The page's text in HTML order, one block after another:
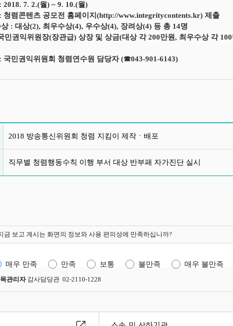
2018. 7. 2.(월) ~ 9. 10.(월)
청렴콘텐츠 공모전 홈페이지(http://www.integritycontents.kr) 제출
: 대상(2), 최우수상(4), 우수상(4), 장려상(4) 등 총 14명
권익위원장(장관급) 상장 및 상금(대상 각 200만원, 최우수상 각
국민권익위원회 청렴연수원 담당자 (☎043-901-6143)
2018 방송통신위원회 청렴 지킴이 제작ㆍ배포
직무별 청렴행동수칙 이행 부서 대상 반부패 자가진단 실시
금 보고 계시는 화면의 정보와 사용 편의성에 만족하십니까?
매우 만족 만족 보통 불만족 매우 불만족
관리자감사담당관 02-2110-1228